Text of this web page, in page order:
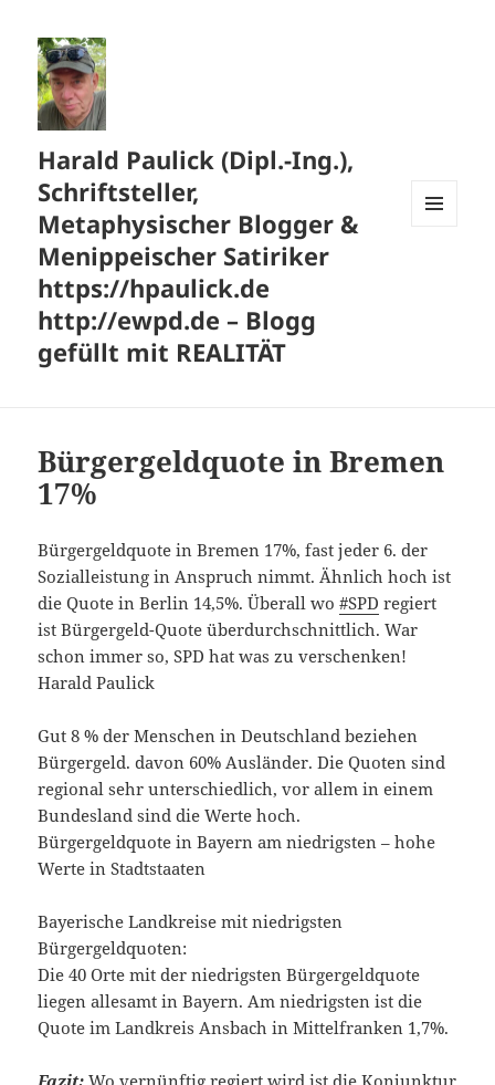
Harald Paulick (Dipl.-Ing.),
Schriftsteller,
Metaphysischer Blogger &
Menippeischer Satiriker
https://hpaulick.de
http://ewpd.de – Blogg
gefüllt mit REALITÄT
Bürgergeldquote in Bremen
17%
Bürgergeldquote in Bremen 17%, fast jeder 6. der
Sozialleistung in Anspruch nimmt. Ähnlich hoch ist
die Quote in Berlin 14,5%. Überall wo#SPD regiert
ist Bürgergeld-Quote überdurchschnittlich. War
schon immer so, SPD hat was zu verschenken!
Harald Paulick
Gut 8 % der Menschen in Deutschland beziehen
Bürgergeld. davon 60% Ausländer. Die Quoten sind
regional sehr unterschiedlich, vor allem in einem
Bundesland sind die Werte hoch.
Bürgergeldquote in Bayern am niedrigsten – hohe
Werte in Stadtstaaten
Bayerische Landkreise mit niedrigsten
Bürgergeldquoten:
Die 40 Orte mit der niedrigsten Bürgergeldquote
liegen allesamt in Bayern. Am niedrigsten ist die
Quote im Landkreis Ansbach in Mittelfranken 1,7%.